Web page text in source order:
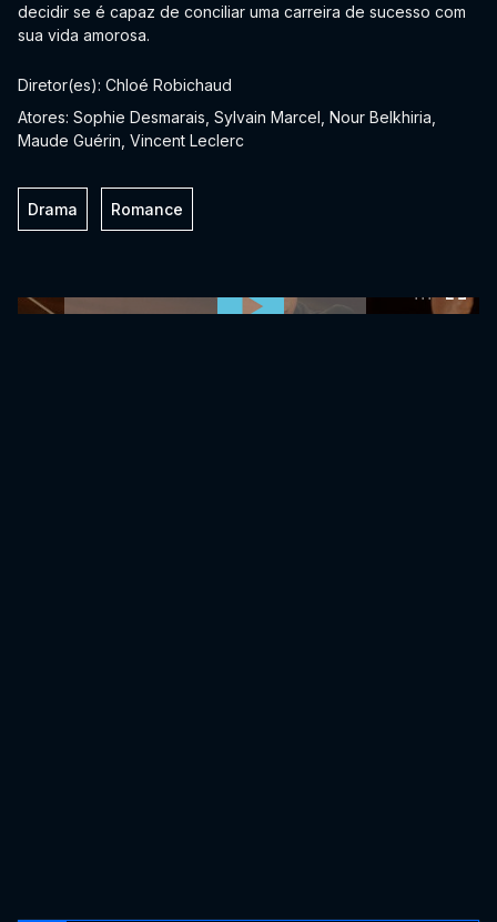
decidir se é capaz de conciliar uma carreira de sucesso com
sua vida amorosa.
Diretor(es): Chloé Robichaud
Atores: Sophie Desmarais, Sylvain Marcel, Nour Belkhiria,
Maude Guérin, Vincent Leclerc
Drama Romance